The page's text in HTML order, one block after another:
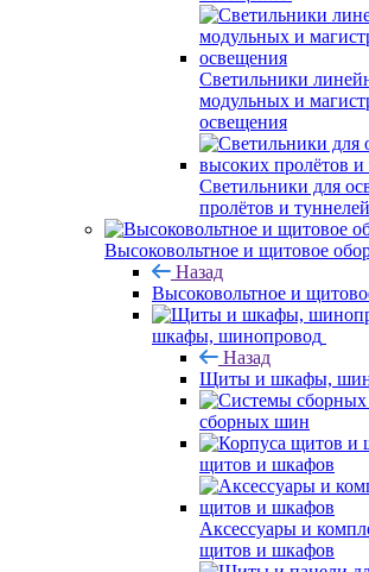
Светильники
модульных и
освещения
Светильники для
пролётов и туннелей
Высоковольтное и щитовое
Назад
Высоковольтное и
шкафы, шинопровод
Назад
Щиты и шкафы,
сборных шин
щитов и шкафов
Аксессуары и
щитов и шкафов